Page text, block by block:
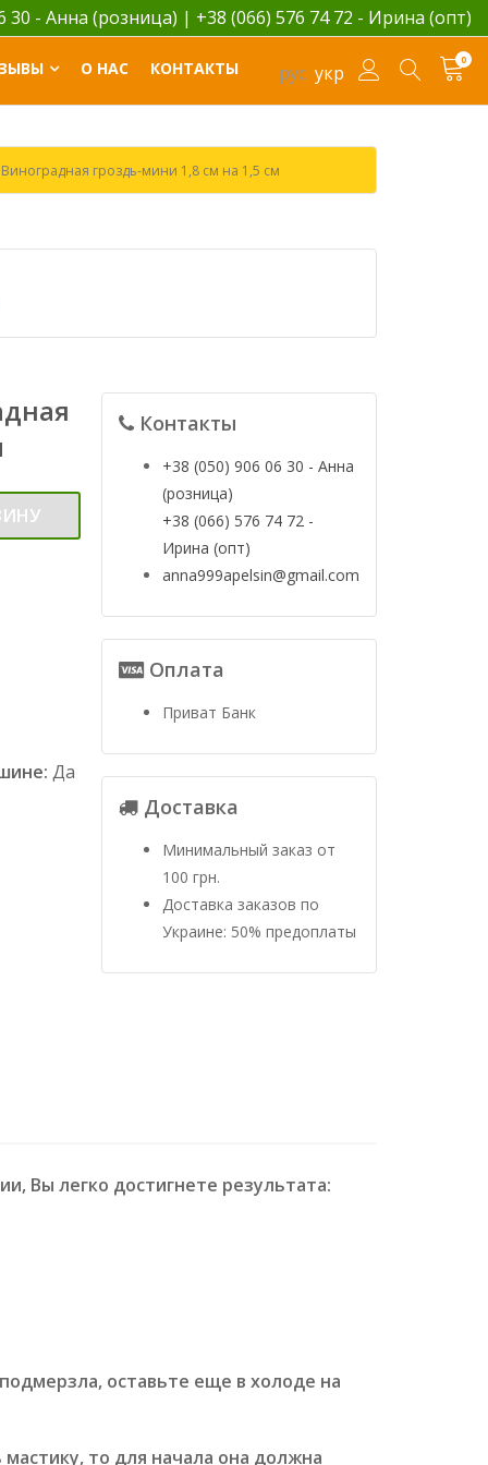
30 - Анна (розница) | +38 (066) 576 74 72 - Ирина (опт)
рус укр
0
О НАС КОНТАКТЫ
гроздь-мини 1,8 см на 1,5 см
Да
Контакты
+38 (050) 906 06 30 - Анна
(розница)
+38 (066) 576 74 72 -
Ирина (опт)
anna999apelsin@gmail.com
Оплата
Приват Банк
Доставка
Минимальный заказ от
100 грн.
Доставка заказов по
Украине: 50% предоплаты
Вы легко достигнете результата:
оставьте еще в холоде на
то для начала она должна